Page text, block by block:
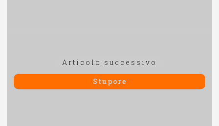
Articolo successivo
Stupore